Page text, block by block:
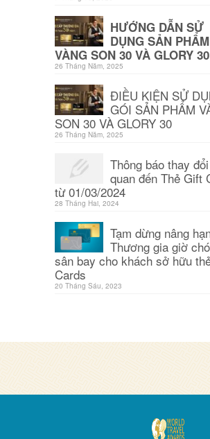
HƯỚNG DẪN SỬ
DỤNG SẢN PHẨM
VÀNG SON 30 VÀ GLORY 30
26 Tháng Năm, 2025
ĐIỀU KIỆN SỬ
GÓI SẢN PHẨM
SON 30 VÀ GLORY 30
26 Tháng Năm, 2025
Thông báo thay
quan đến Thẻ Gift
từ 01/03/2024
28 Tháng Hai, 2024
Tạm dừng nâng
Thương gia giờ
sân bay cho khách sở hữu
Cards
20 Tháng Sáu, 2023